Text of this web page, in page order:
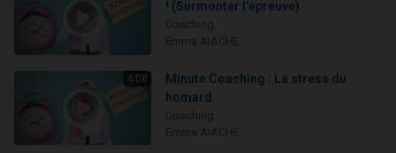
! (Surmonter l'épreuve)
4:08
Minute Coaching : Le stress du
homard